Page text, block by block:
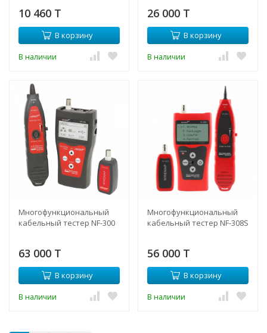
10 460 T
В корзину
В наличии
26 000 T
В корзину
В наличии
Многофункциональный
кабельный тестер NF-300
63 000 T
В корзину
В наличии
Многофункциональный
кабельный тестер NF-308S
56 000 T
В корзину
В наличии